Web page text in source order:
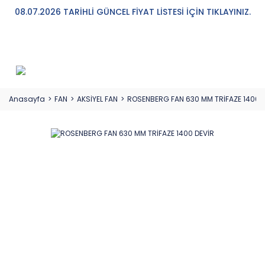
08.07.2026 TARİHLİ GÜNCEL FİYAT LİSTESİ İÇİN TIKLAYINIZ.
Anasayfa FAN AKSİYEL FAN ROSENBERG FAN 630 MM TRİFAZE 1400